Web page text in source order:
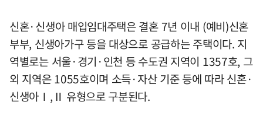
신혼·신생아 매입임대주택은 결혼 7년 이내 (예비)신혼
부부, 신생아가구 등을 대상으로 공급하는 주택이다. 지
역별로는 서울·경기·인천 등 수도권 지역이 1357호, 그
외 지역은 1055호이며 소득·자산 기준 등에 따라 신혼·
신생아Ⅰ,Ⅱ 유형으로 구분된다.